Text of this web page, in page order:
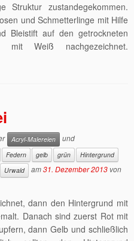
Struktur zustandegekommen.
und Schmetterlinge mit Hilfe
Bleistift auf den getrockneten
mit Weiß nachgezeichnet.
Acryl-Malereien
und
Federn gelb grün
Hintergrund
Urwald am31. Dezember 2013 von
dann den Hintergrund mit
Danach sind zuerst Rot mit
dann Gelb und schließlich